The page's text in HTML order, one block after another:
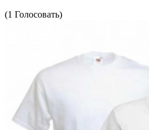
(1 Голосовать)